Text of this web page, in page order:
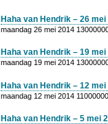
Haha van Hendrik – 26 mei
maandag 26 mei 2014
Haha van Hendrik – 19
maandag 19 mei 2014
Haha van Hendrik – 12 mei
maandag 12 mei 2014
Haha van Hendrik – 5 mei